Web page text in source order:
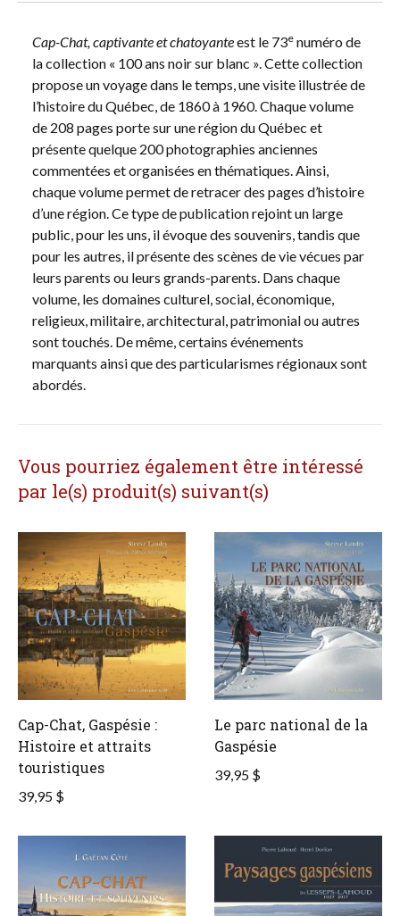
Cap-Chat, captivante et chatoyanteest le 73e numéro de
la collection « 100 ans noir sur blanc ». Cette collection
propose un voyage dans le temps, une visite illustrée de
l’histoire du Québec, de 1860 à 1960. Chaque volume
de 208 pages porte sur une région du Québec et
présente quelque 200 photographies anciennes
commentées et organisées en thématiques. Ainsi,
chaque volume permet de retracer des pages d’histoire
d’une région. Ce type de publication rejoint un large
public, pour les uns, il évoque des souvenirs, tandis que
pour les autres, il présente des scènes de vie vécues par
leurs parents ou leurs grands-parents. Dans chaque
volume, les domaines culturel, social, économique,
religieux, militaire, architectural, patrimonial ou autres
sont touchés. De même, certains événements
marquants ainsi que des particularismes régionaux sont
abordés.
Vous pourriez également être intéressé
par le(s) produit(s) suivant(s)
Cap-Chat, Gaspésie :
Histoire et attraits
touristiques
39,95 $
Le parc national de la
Gaspésie
39,95 $